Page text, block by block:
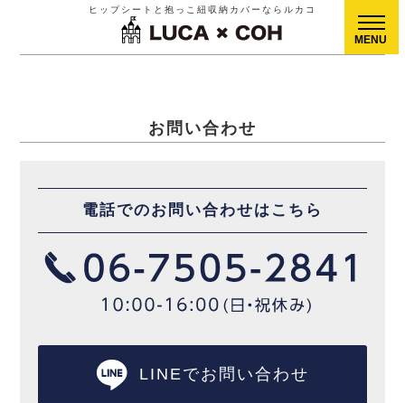
ヒップシートと抱っこ紐収納カバーならルカコ
お問い合わせ
電話でのお問い合わせはこちら
LINEでお問い合わせ